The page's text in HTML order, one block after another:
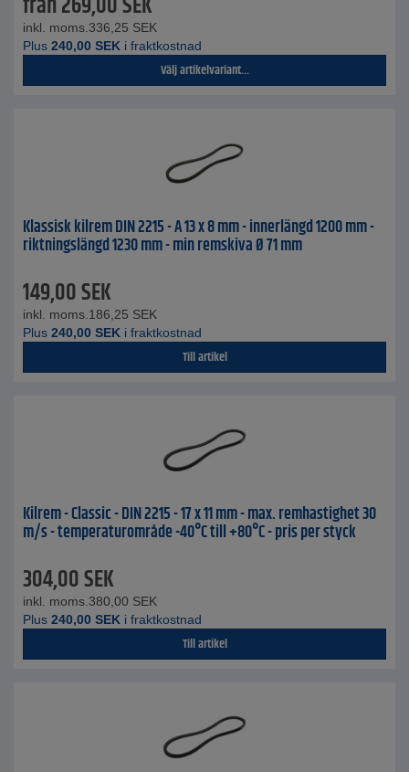
inkl. moms. 336,25 SEK
Plus 240,00 SEK i fraktkostnad
Välj artikelvariant...
Klassisk kilrem DIN 2215 - A 13 x 8 mm - innerlängd 1200 mm -
riktningslängd 1230 mm - min remskiva Ø 71 mm
149,00SEK
inkl. moms. 186,25 SEK
Plus 240,00 SEK i fraktkostnad
Till artikel
Kilrem - Classic - DIN 2215 - 17 x 11 mm - max. remhastighet 30
m/s - temperaturområde -40°C till +80°C - pris per styck
304,00SEK
inkl. moms. 380,00 SEK
Plus 240,00 SEK i fraktkostnad
Till artikel